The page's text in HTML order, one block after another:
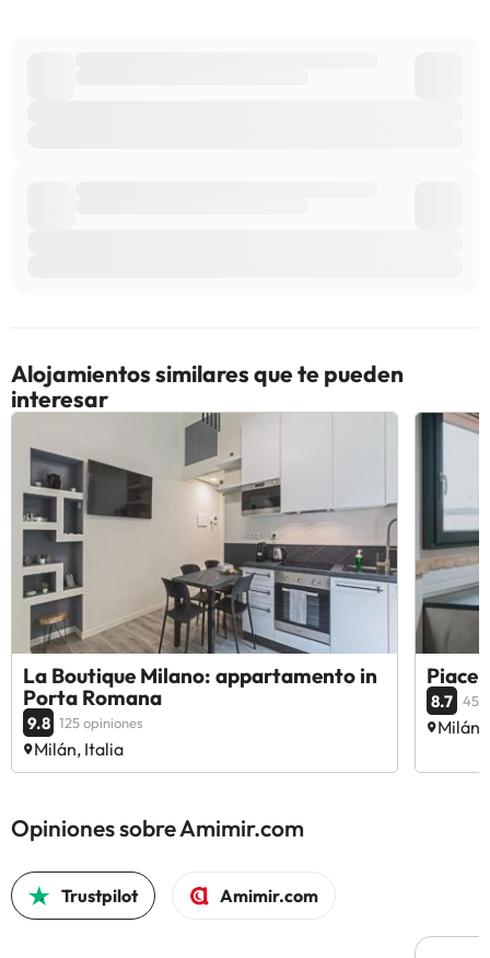
Alojamientos similares que te pueden
interesar
La Boutique Milano: appartamento in
Porta Romana
9.8 125 opiniones
Milán, Italia
8.7 45
Milán,
Opiniones sobre Amimir.com
Trustpilot Amimir.com